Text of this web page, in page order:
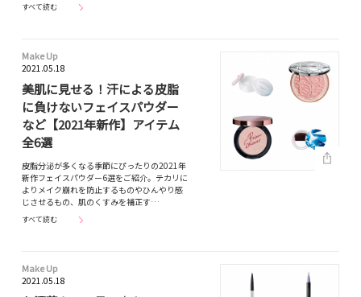
すべて読む
Make Up
2021.05.18
美肌に見せる！汗による皮脂
に負けないフェイスパウダー
など【2021年新作】アイテム
全6選
皮脂分泌が多くなる季節にぴったりの2021年
新作フェイスパウダー6選をご紹介。テカリに
よりメイク崩れを防止するものやひんやり感
じさせるもの、肌のくすみを補正す…
すべて読む
Make Up
2021.05.18